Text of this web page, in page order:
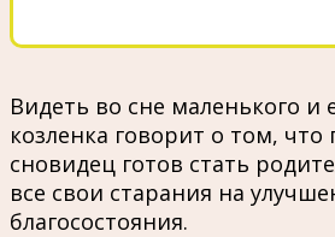
Видеть во сне маленького
козленка говорит о том, что
сновидец готов стать
все свои старания на
благосостояния.